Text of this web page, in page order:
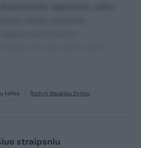
kalba Rodyti daugiau žymių
straipsniu